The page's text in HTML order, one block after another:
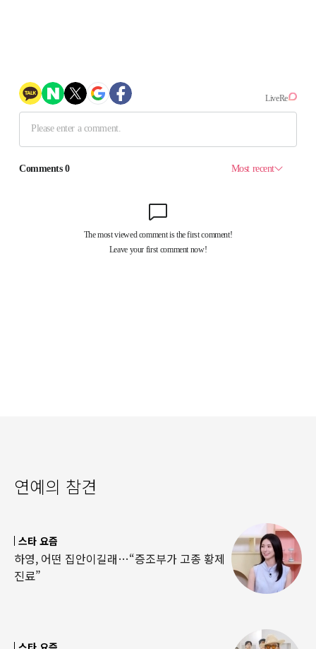
연예의 참견
스타 요즘
하영, 어떤 집안이길래…“증조부가 고종 황제
진료”